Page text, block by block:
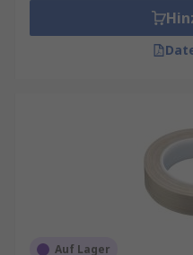
Auf Lager